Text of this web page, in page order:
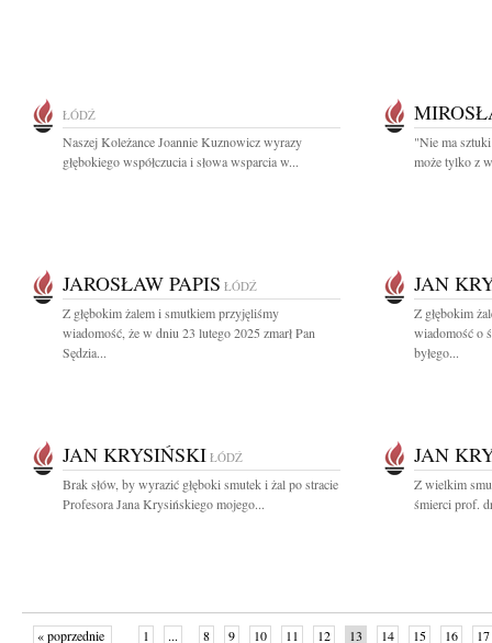
ŁÓDŹ
Naszej Koleżance Joannie Kuznowicz wyrazy
głębokiego współczucia i słowa wsparcia w...
"Nie ma
może tylko z
JAROSŁAW PAPIS ŁÓDŹ
Z głębokim żalem i smutkiem przyjęliśmy
wiadomość, że w dniu 23 lutego 2025 zmarł Pan
Sędzia...
JAN
Z głębokim
wiadomość o
byłego...
JAN KRYSIŃSKI ŁÓDŹ
Brak słów, by wyrazić głęboki smutek i żal po stracie
Profesora Jana Krysińskiego mojego...
JAN
Z wielkim
śmierci prof.
« poprzednie 1 ... 8 9 10 11 12 13 14 15 16 17